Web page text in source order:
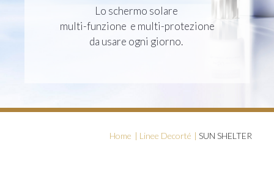
Lo schermo solare
multi-funzione e multi-protezione
da usare ogni giorno.​​​​​​
Home Linee Decorté SUN SHELTER